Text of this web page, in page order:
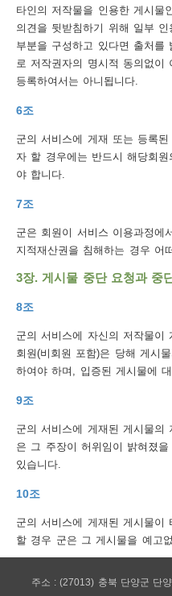
타인의 저작물을 인용한 게시물
의견을 뒷받침하기 위해 일부
부분을 구성하고 있다면 출처를
로 저작권자의 명시적 동의없이
등록하여서는 아니됩니다.
6조
군의 서비스에 게재 또는 등록
자 할 경우에는 반드시 해당회
야 합니다.
7조
군은 회원이 서비스 이용과정에
지적재산권을 침해하는 경우 어
3장. 게시물 중단 요청과 중
8조
군의 서비스에 자신의 저작물이
회원(비회원 포함)은 당해 게시
하여야 하며, 입증된 게시물에
9조
군의 서비스에 게재된 게시물의
은 그 주장이 허위임이 밝혀졌
있습니다.
10조
군의 서비스에 게재된 게시물이
할 경우 군은 그 게시물을 예고
정
보
처
리
방
침
저
보
이
메
일
집
단
거
부
뷰
주소 : (27013) 충북 단양군 단